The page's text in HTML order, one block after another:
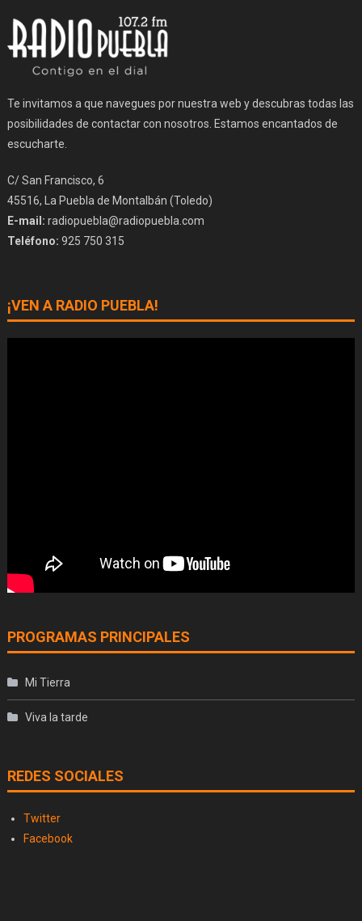
Te invitamos a que navegues por nuestra web y descubras todas las
posibilidades de contactar con nosotros. Estamos encantados de
escucharte.
C/ San Francisco, 6
45516, La Puebla de Montalbán (Toledo)
E-mail: radiopuebla@radiopuebla.com
Teléfono: 925 750 315
¡VEN A RADIO PUEBLA!
PROGRAMAS PRINCIPALES
Mi Tierra
Viva la tarde
REDES SOCIALES
Twitter
Facebook